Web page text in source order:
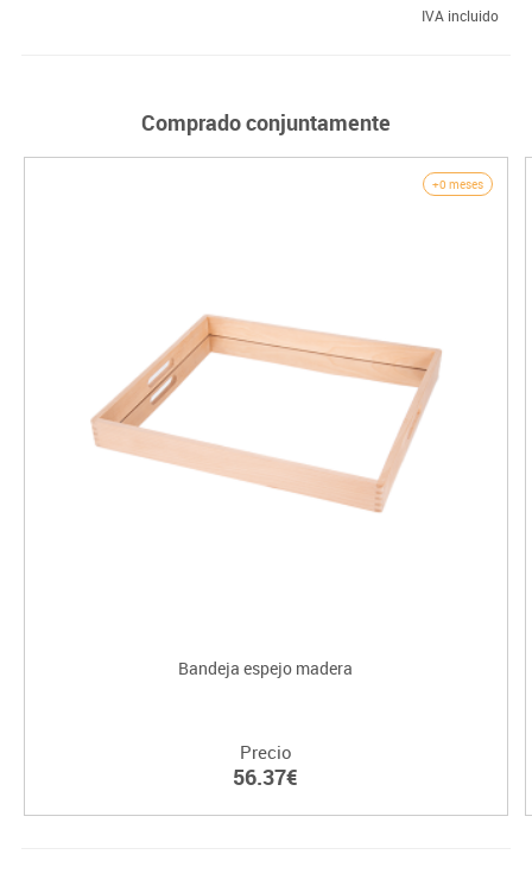
IVA incluido
Comprado conjuntamente
+0 meses
Bandeja espejo madera
Precio
56.37€